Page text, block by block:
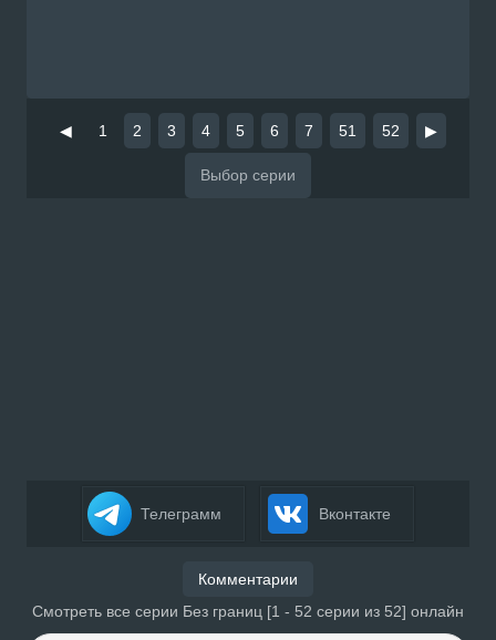
◀ 1 2 3 4 5 6 7 51 52 ▶
Телеграмм Вконтакте
Комментарии
Смотреть все серии Без границ [1 - 52 серии из 52] онлайн